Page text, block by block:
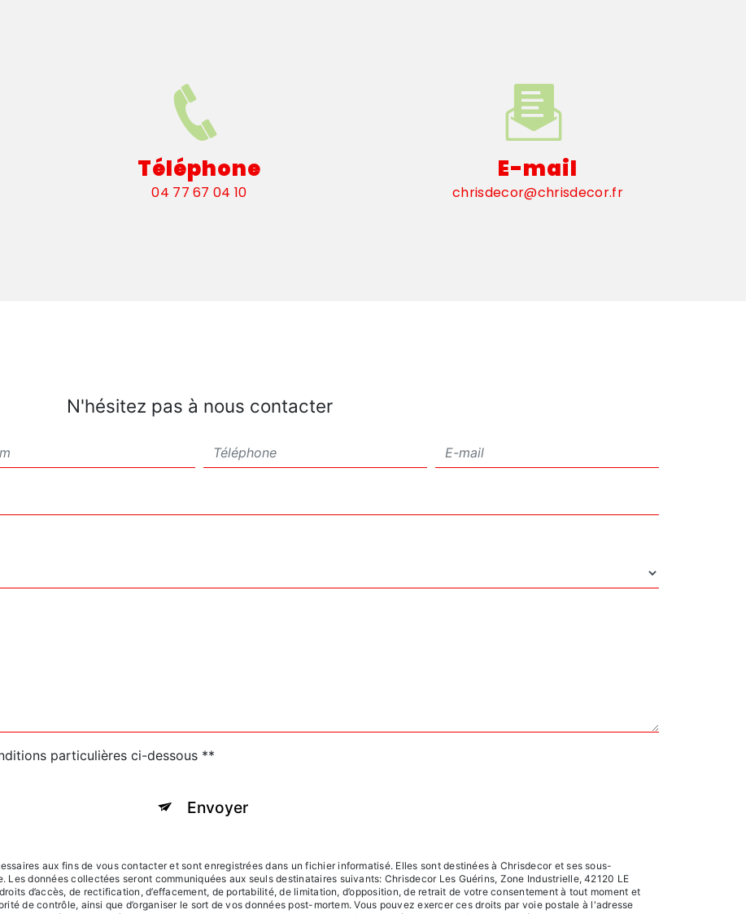
Téléphone
04 77 67 04 10
E-mail
chrisdecor@chrisdecor.fr
N'hésitez pas à nous contacter
particulières ci-dessous **
Envoyer
aux fins de vous contacter et sont enregistrées dans un fichier informatisé. Elles sont destinées à Chrisdecor et ses sous-
Les données collectées seront communiquées aux seuls destinataires suivants: Chrisdecor Les Guérins, Zone Industrielle, 42120 LE
d’accès, de rectification, d’effacement, de portabilité, de limitation, d’opposition, de retrait de votre consentement à tout moment et
de contrôle, ainsi que d’organiser le sort de vos données post-mortem. Vous pouvez exercer ces droits par voie postale à l'adresse